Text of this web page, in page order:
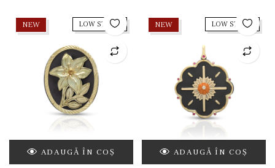
LOW STOCK
NEW
ADAUGĂ ÎN COȘ
LOW STOCK
NEW
ADAUGĂ ÎN COȘ